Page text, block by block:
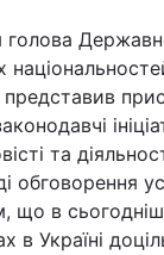
Наука
Лайт
Туризм
голова
та
обговорення
що в
в Україні